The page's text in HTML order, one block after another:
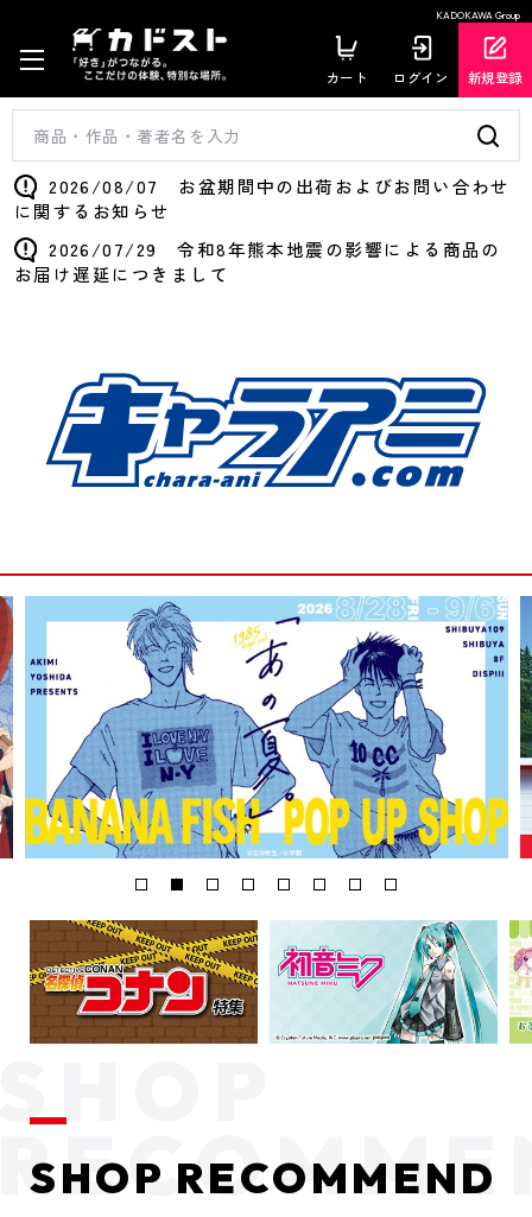
KADOKAWA Group
カート ログイン 新規登録
2026/08/07 お盆期間中の出荷およびお問い合わせ
に関するお知らせ
2026/07/29 令和8年熊本地震の影響による商品の
お届け遅延につきまして
SHOP RECOMMEND